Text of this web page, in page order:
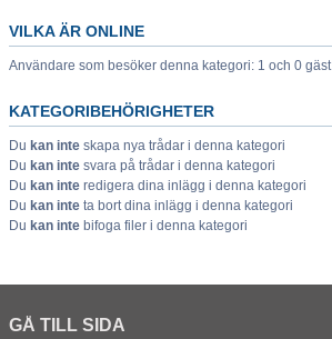
VILKA ÄR ONLINE
Användare som besöker denna kategori: 1 och 0 gäst
KATEGORIBEHÖRIGHETER
Du kan inte skapa nya trådar i denna kategori
Du kan inte svara på trådar i denna kategori
Du kan inte redigera dina inlägg i denna kategori
Du kan inte ta bort dina inlägg i denna kategori
Du kan inte bifoga filer i denna kategori
GÅ TILL SIDA